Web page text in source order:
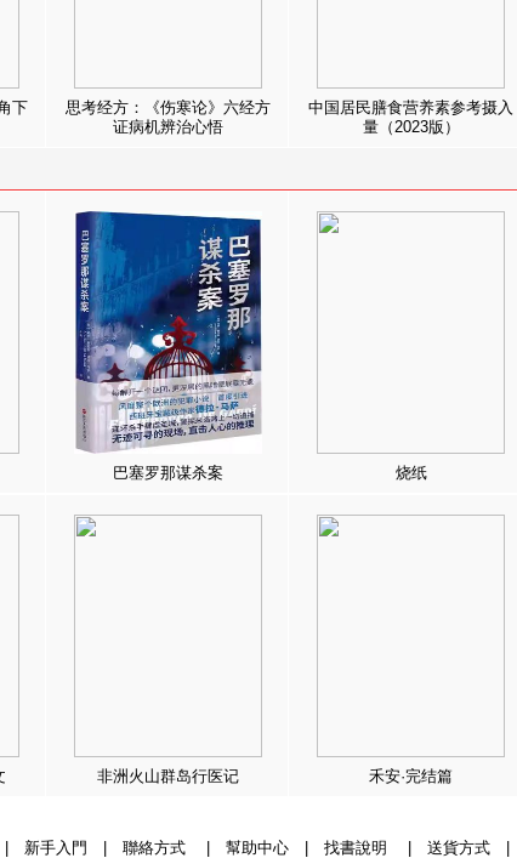
下
思考经方：《伤寒论》六经方
证病机辨治心悟
中国居民膳食营养素参考摄入
量（2023版）
巴塞罗那谋杀案 烧纸
非洲火山群岛行医记 禾安·完结篇
新手入門 聯絡方式| 幫助中心| 找書說明 送貨方式|